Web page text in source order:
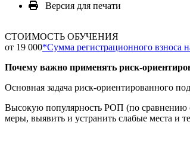
Версия для печати
СТОИМОСТЬ ОБУЧЕНИЯ
от 19 000*Сумма регистрационного взноса
Почему важно применять риск-
Основная задача риск-ориентированного
Высокую популярность РОП (по сравнению
меры, выявить и устранить слабые места и